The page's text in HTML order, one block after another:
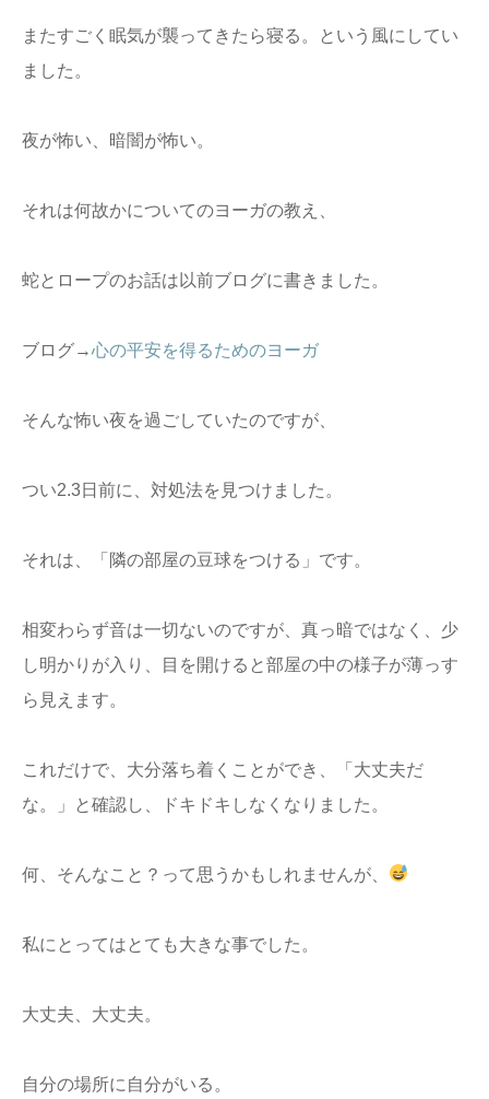
またすごく眠気が襲ってきたら寝る。という風にしてい
ました。
夜が怖い、暗闇が怖い。
それは何故かについてのヨーガの教え、
蛇とロープのお話は以前ブログに書きました。
ブログ→心の平安を得るためのヨーガ
そんな怖い夜を過ごしていたのですが、
つい2.3日前に、対処法を見つけました。
それは、「隣の部屋の豆球をつける」です。
相変わらず音は一切ないのですが、真っ暗ではなく、少
し明かりが入り、目を開けると部屋の中の様子が薄っす
ら見えます。
これだけで、大分落ち着くことができ、「大丈夫だ
な。」と確認し、ドキドキしなくなりました。
何、そんなこと？って思うかもしれませんが、
私にとってはとても大きな事でした。
大丈夫、大丈夫。
自分の場所に自分がいる。